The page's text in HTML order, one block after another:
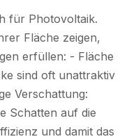
für Photovoltaik.
Fläche zeigen,
erfüllen: - Fläche
sind oft unattraktiv
Verschattung:
Schatten auf die
und damit das